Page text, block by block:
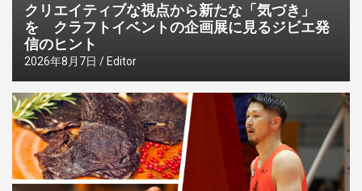
クリエイティブな視点から新たな「気づき」
を クラフトイベントの企画展に見るジビエ発
信のヒント
2026年8月7日 Editor